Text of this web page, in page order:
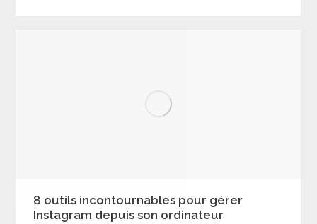
8 outils incontournables pour gérer
Instagram depuis son ordinateur